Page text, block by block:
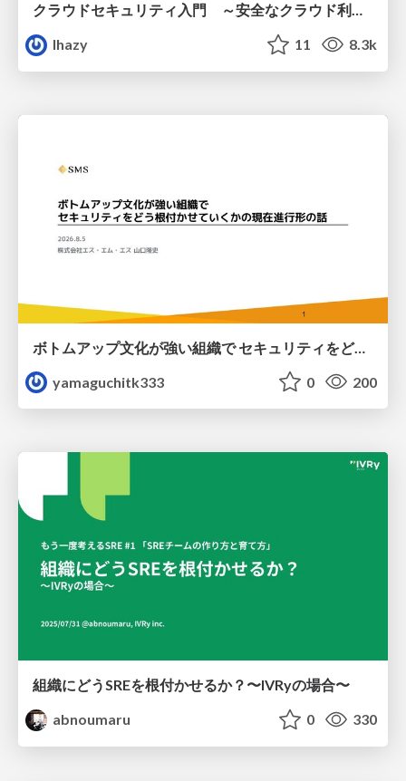
クラウドセキュリティ入門 ～安全なクラウド利用のための基礎知識～
lhazy
11 8.3k
ボトムアップ文化が強い組織で セキュリティをどう根付かせていくかの現在進行形の話 / Making Security Stick in a Bottom-Up Organization
yamaguchitk333
0 200
組織にどうSREを根付かせるか？〜IVRyの場合〜
abnoumaru
0 330